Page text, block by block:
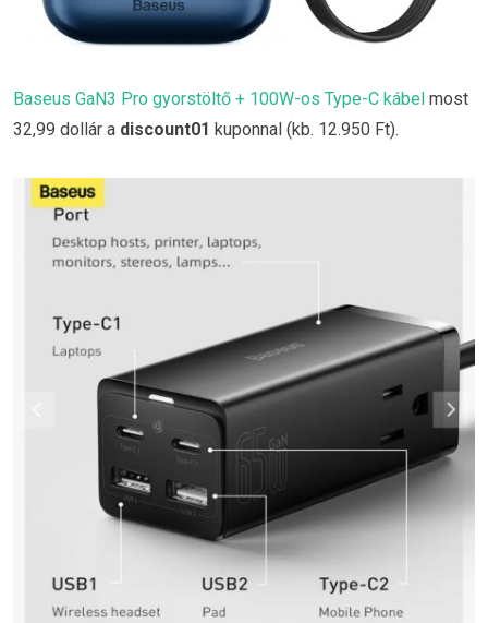
Baseus GaN3 Pro gyorstöltő + 100W-os Type-C kábel most
32,99 dollár a discount01 kuponnal (kb. 12.950 Ft).